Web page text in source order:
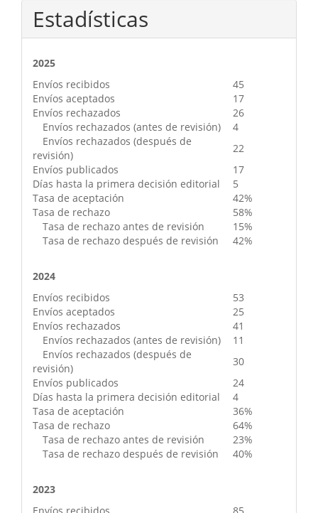
Estadísticas
2025
Envíos recibidos
45
Envíos aceptados
17
Envíos rechazados
26
Envíos rechazados (antes de revisión)
4
Envíos rechazados (después de
revisión)
22
Envíos publicados
17
Días hasta la primera decisión editorial
5
Tasa de aceptación
42%
Tasa de rechazo
58%
Tasa de rechazo antes de revisión
15%
Tasa de rechazo después de revisión
42%
2024
Envíos recibidos
53
Envíos aceptados
25
Envíos rechazados
41
Envíos rechazados (antes de revisión)
11
Envíos rechazados (después de
revisión)
30
Envíos publicados
24
Días hasta la primera decisión editorial
4
Tasa de aceptación
36%
Tasa de rechazo
64%
Tasa de rechazo antes de revisión
23%
Tasa de rechazo después de revisión
40%
2023